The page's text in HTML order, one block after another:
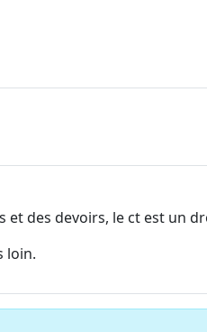
et des devoirs, le ct est un
loin.